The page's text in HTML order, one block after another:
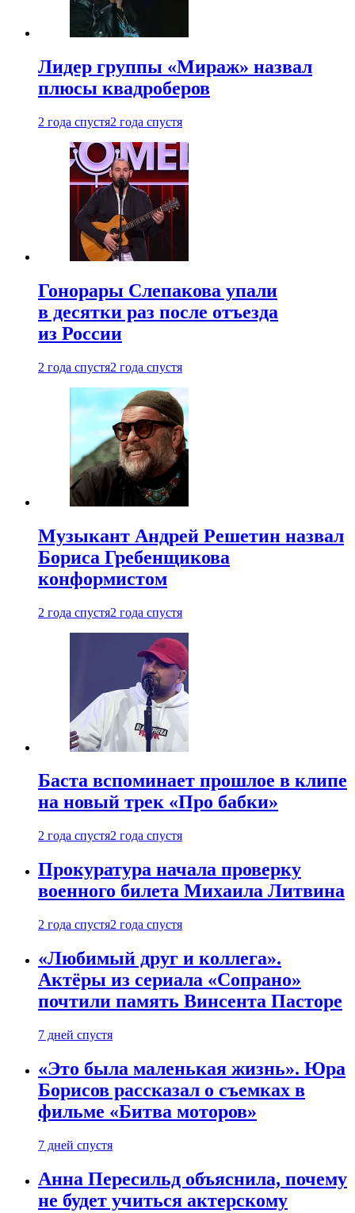
Лидер группы «Мираж» назвал
плюсы квадроберов
2 года спустя2 года спустя
Гонорары Слепакова упали
в десятки раз после отъезда
из России
2 года спустя2 года спустя
Музыкант Андрей Решетин назвал
Бориса Гребенщикова
конформистом
2 года спустя2 года спустя
Баста вспоминает прошлое в клипе
на новый трек «Про бабки»
2 года спустя2 года спустя
Прокуратура начала проверку
военного билета Михаила Литвина
2 года спустя2 года спустя
«Любимый друг и коллега».
Актёры из сериала «Сопрано»
почтили память Винсента Пасторе
7 дней спустя
«Это была маленькая жизнь». Юра
Борисов рассказал о съемках в
фильме «Битва моторов»
7 дней спустя
Анна Пересильд объяснила, почему
не будет учиться актерскому